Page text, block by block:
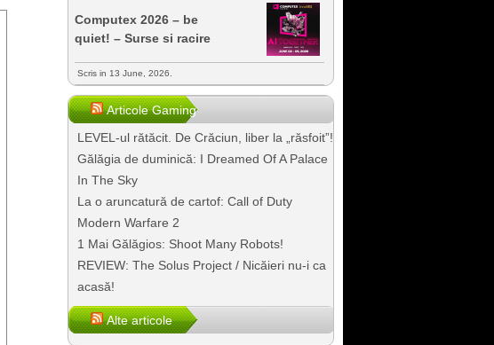
Computex 2026 – be
quiet! – Surse si racire
Scris in 13 June, 2026.
Articole Gaming
LEVEL-ul rătăcit. De Crăciun, liber la „răsfoit”!
Gălăgia de duminică: I Dreamed Of A Palace
In The Sky
La o aruncatură de cartof: Call of Duty
Modern Warfare 2
1 Mai Gălăgios: Shoot Many Robots!
REVIEW: The Solus Project / Nicăieri nu-i ca
acasă!
Alte articole